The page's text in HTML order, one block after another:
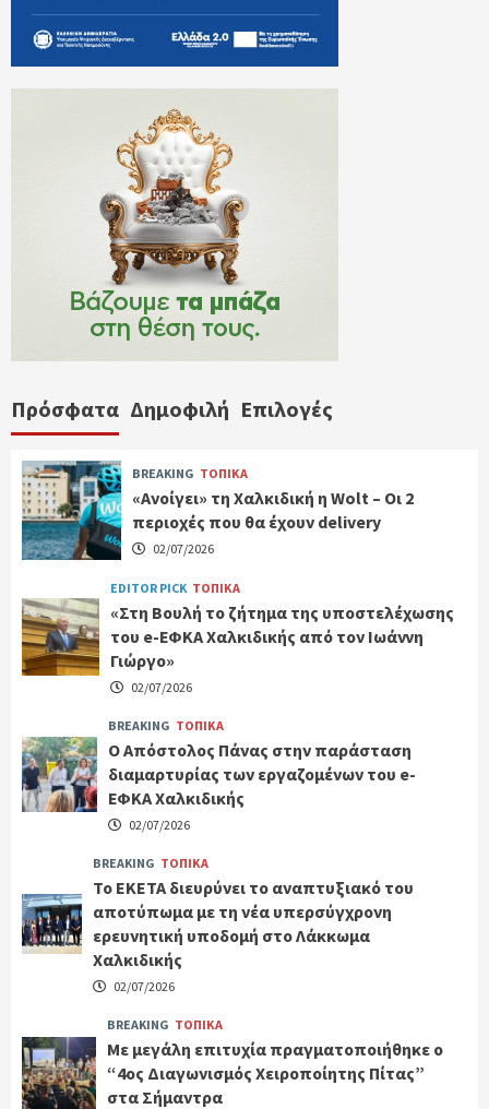
Πρόσφατα Δημοφιλή Επιλογές
BREAKING ΤΟΠΙΚΑ
«Ανοίγει» τη Χαλκιδική η Wolt – Οι 2
περιοχές που θα έχουν delivery
02/07/2026
EDITOR PICK ΤΟΠΙΚΑ
«Στη Βουλή το ζήτημα της υποστελέχωσης
του e-ΕΦΚΑ Χαλκιδικής από τον Ιωάννη
Γιώργο»
02/07/2026
BREAKING ΤΟΠΙΚΑ
Ο Απόστολος Πάνας στην παράσταση
διαμαρτυρίας των εργαζομένων του e-
ΕΦΚΑ Χαλκιδικής
02/07/2026
BREAKING ΤΟΠΙΚΑ
Το ΕΚΕΤΑ διευρύνει το αναπτυξιακό του
αποτύπωμα με τη νέα υπερσύγχρονη
ερευνητική υποδομή στο Λάκκωμα
Χαλκιδικής
02/07/2026
BREAKING ΤΟΠΙΚΑ
Με μεγάλη επιτυχία πραγματοποιήθηκε ο
“4ος Διαγωνισμός Χειροποίητης Πίτας”
στα Σήμαντρα